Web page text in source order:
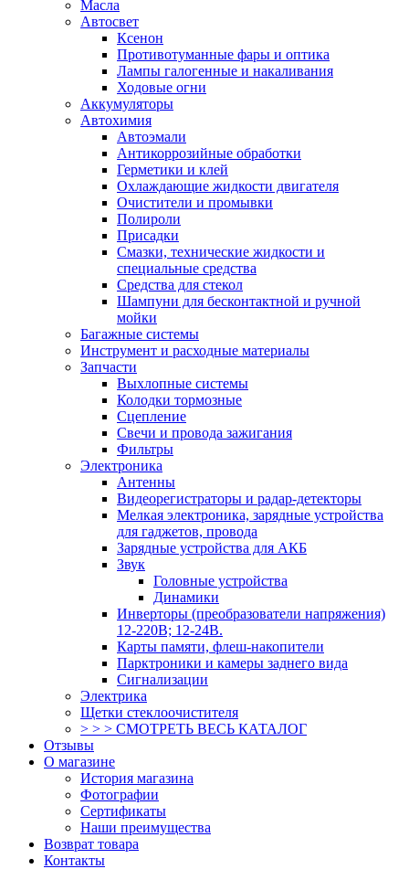
Масла
Автосвет
Ксенон
Противотуманные фары и оптика
Лампы галогенные и накаливания
Ходовые огни
Аккумуляторы
Автохимия
Автоэмали
Антикоррозийные обработки
Герметики и клей
Охлаждающие жидкости двигателя
Очистители и промывки
Полироли
Присадки
Смазки, технические жидкости и
специальные средства
Средства для стекол
Шампуни для бесконтактной и ручной
мойки
Багажные системы
Инструмент и расходные материалы
Запчасти
Выхлопные системы
Колодки тормозные
Сцепление
Свечи и провода зажигания
Фильтры
Электроника
Антенны
Видеорегистраторы и радар-детекторы
Мелкая электроника, зарядные устройства
для гаджетов, провода
Зарядные устройства для АКБ
Звук
Головные устройства
Динамики
Инверторы (преобразователи напряжения)
12-220В; 12-24В.
Карты памяти, флеш-накопители
Парктроники и камеры заднего вида
Сигнализации
Электрика
Щетки стеклоочистителя
> > > СМОТРЕТЬ ВЕСЬ КАТАЛОГ
Отзывы
О магазине
История магазина
Фотографии
Сертификаты
Наши преимущества
Возврат товара
Контакты